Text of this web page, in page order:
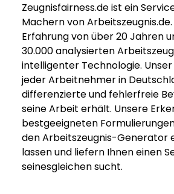
Zeugnisfairness.de ist ein
Machern von
Erfahrung von über 20 Jahren
30.000 analysierten
intelligenter Technologie. Unser
jeder Arbeitnehmer in
differenzierte und fehlerfreie
seine Arbeit erhält. Unsere
bestgeeigneten
den Arbeitszeugnis-Generator
lassen und liefern Ihnen einen
seinesgleichen sucht.